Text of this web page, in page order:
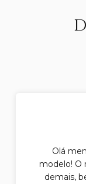
Olá
modelo! O
demais,